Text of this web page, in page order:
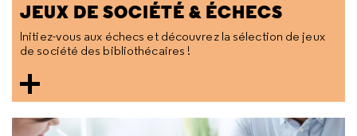
JEUX DE SOCIÉTÉ & ÉCHECS
Initiez-vous aux échecs et découvrez la sélection de jeux
de société des bibliothécaires !